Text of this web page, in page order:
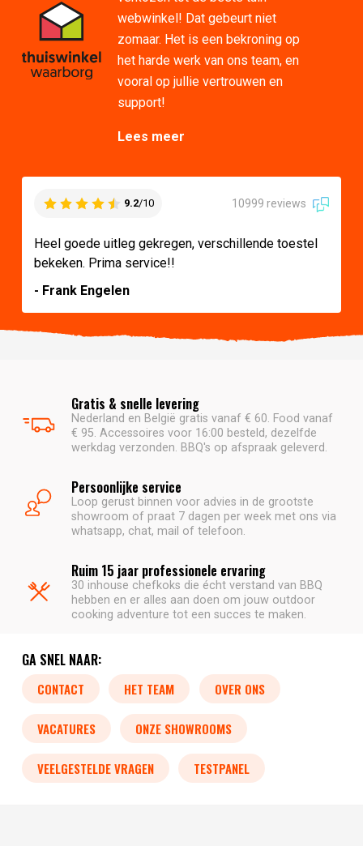
webwinkel! Dat gebeurt niet
zomaar. Het is een bekroning op
het harde werk van ons team, en
vooral op jullie vertrouwen en
support!
Lees meer
9.2/10 10999 reviews
Heel goede uitleg gekregen, verschillende toestel
bekeken. Prima service!!
- Frank Engelen
Gratis & snelle levering
Nederland en België gratis vanaf € 60. Food vanaf
€ 95. Accessoires voor 16:00 besteld, dezelfde
werkdag verzonden. BBQ's op afspraak geleverd.
Persoonlijke service
Loop gerust binnen voor advies in de grootste
showroom of praat 7 dagen per week met ons via
whatsapp, chat, mail of telefoon.
Ruim 15 jaar professionele ervaring
30 inhouse chefkoks die écht verstand van BBQ
hebben en er alles aan doen om jouw outdoor
cooking adventure tot een succes te maken.
GA SNEL NAAR:
CONTACT HET TEAM OVER ONS
VACATURES ONZE SHOWROOMS
VEELGESTELDE VRAGEN TESTPANEL